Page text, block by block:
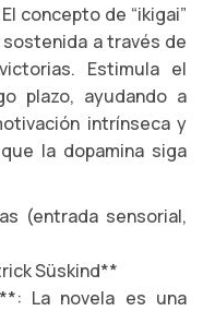
concepto de “ikigai”
a través de
Estimula el
plazo, ayudando a
intrínseca y
la dopamina siga
(entrada sensorial,
Süskind**
La novela es una